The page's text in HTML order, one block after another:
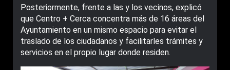
Posteriormente, frente a las y los vecinos, explicó
que Centro + Cerca concentra más de 16 áreas del
Ayuntamiento en un mismo espacio para evitar el
traslado de los ciudadanos y facilitarles trámites y
servicios en el propio lugar donde residen.